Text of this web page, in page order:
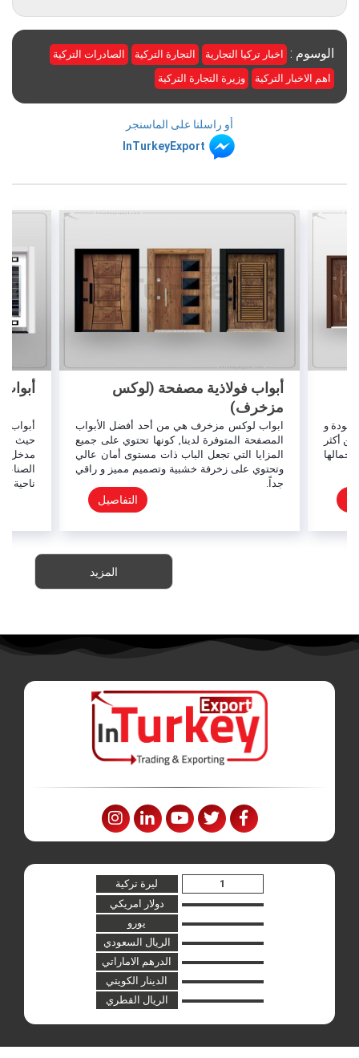
الوسوم : اخبار تركيا التجارية التجارة التركية
الصادرات التركية
اهم الاخبار التركية
وزيرة التجارة التركية
أو راسلنا على الماسنجر
InTurkeyExport
و
أكثر
أبواب فولاذية مصفحة (لوكس
مزخرف)
ابواب لوكس مزخرف هي من أحد أفضل الأبواب
المصفحة المتوفرة لدينا, كونها تحتوي على جميع
المزايا التي تجعل الباب ذات مستوى أمان عالي
وتحتوي على زخرفة خشبية وتصميم مميز و راقي
جداً.
التفاصيل
أبواب
حيث
مدخل
ناحية
المزيد
ليرة تركية
دولار امريكي
يورو
الريال السعودي
الدرهم الاماراتي
الدينار الكويتي
الريال القطري